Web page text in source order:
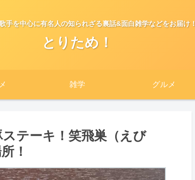
手を中心に有名人の知られざる裏話&面白雑学などをお届け！
とりため！
雑学 グルメ
テーキ！笑飛巣（えび
！